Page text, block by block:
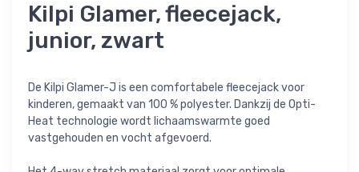
Kilpi Glamer, fleecejack,
junior, zwart
De Kilpi Glamer-J is een comfortabele fleecejack voor
kinderen, gemaakt van 100 % polyester. Dankzij de Opti-
Heat technologie wordt lichaamswarmte goed
vastgehouden en vocht afgevoerd.